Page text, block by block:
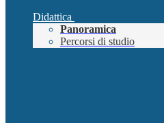
Didattica
Panoramica
Percorsi di studio